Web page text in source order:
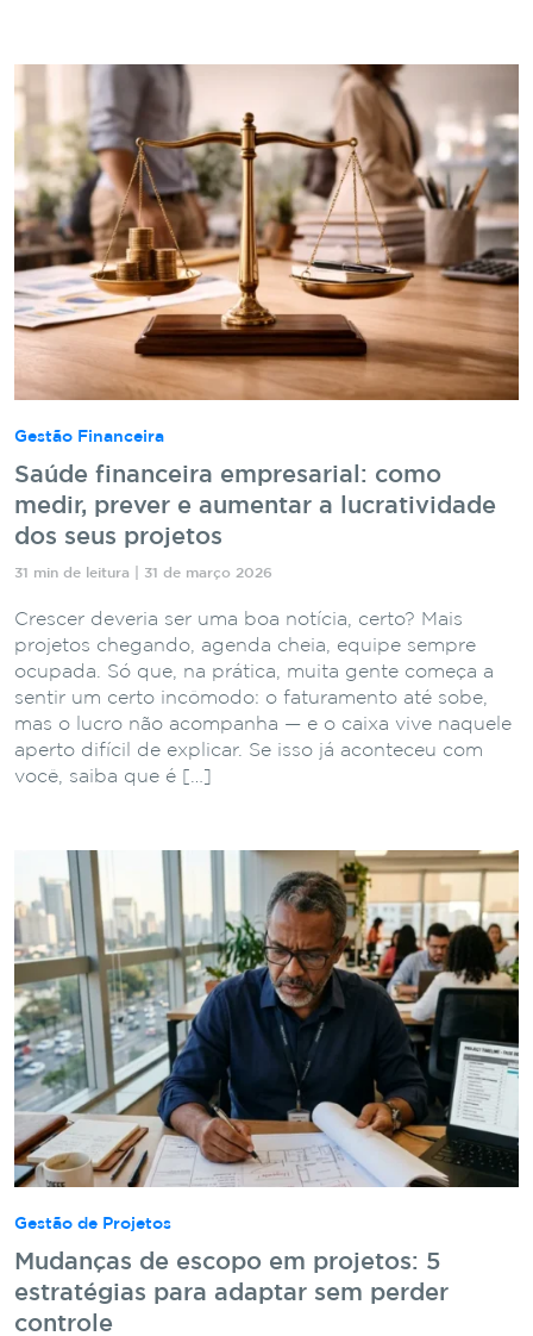
Gestão Financeira
Saúde financeira empresarial: como
medir, prever e aumentar a lucratividade
dos seus projetos
31 min de leitura | 31 de março 2026
Crescer deveria ser uma boa notícia, certo? Mais
projetos chegando, agenda cheia, equipe sempre
ocupada. Só que, na prática, muita gente começa a
sentir um certo incômodo: o faturamento até sobe,
mas o lucro não acompanha — e o caixa vive naquele
aperto difícil de explicar. Se isso já aconteceu com
você, saiba que é […]
Gestão de Projetos
Mudanças de escopo em projetos: 5
estratégias para adaptar sem perder
controle